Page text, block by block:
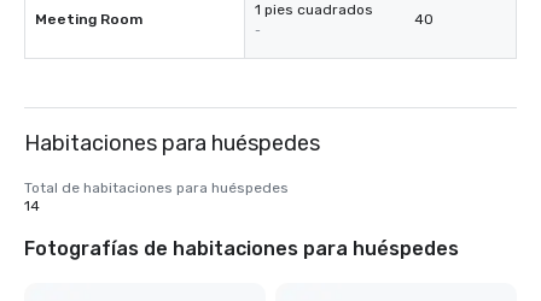
Meeting Room
1 pies cuadrados
-
40
Habitaciones para huéspedes
Total de habitaciones para huéspedes
14
Fotografías de habitaciones para huéspedes